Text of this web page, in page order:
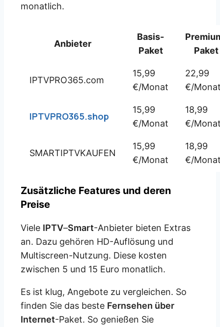
monatlich.
Anbieter
Basis-
Paket
Paket
IPTVPRO365.com
15,99
€/Monat
22,99
€/
IPTVPRO365.shop
15,99
€/Monat
18,99
€/
SMARTIPTVKAUFEN
15,99
€/Monat
18,99
€/
Zusätzliche Features und deren
Preise
Viele IPTV–Smart-Anbieter bieten Extras
an. Dazu gehören HD-Auflösung und
Multiscreen-Nutzung. Diese kosten
zwischen 5 und 15 Euro monatlich.
Es ist klug, Angebote zu vergleichen. So
finden Sie das beste Fernsehen über
Internet-Paket. So genießen Sie